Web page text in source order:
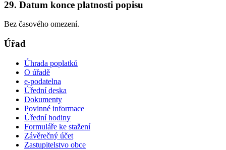
29. Datum konce platnosti popisu
Bez časového omezení.
Úřad
Úhrada poplatků
O úřadě
e-podatelna
Úřední deska
Dokumenty
Povinné informace
Úřední hodiny
Formuláře ke stažení
Závěrečný účet
Zastupitelstvo obce